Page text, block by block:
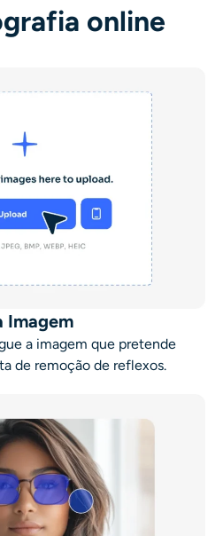
online
Imagem
a imagem que pretende
de remoção de reflexos.